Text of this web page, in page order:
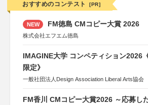
おすすめのコンテスト [PR]
NEW FM徳島 CMコピー大賞 2026
株式会社エフエム徳島
IMAGINE大学 コンペティション2026
限定》
一般社団法人Design Association Liberal Arts協会
FM香川 CMコピー大賞2026 ～応募し